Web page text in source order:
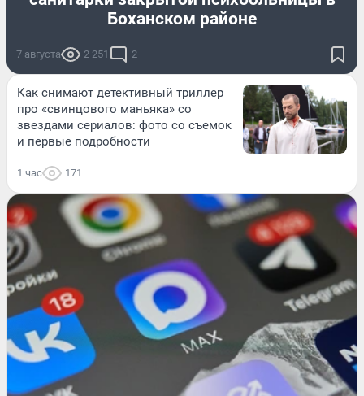
Боханском районе
7 августа 2 251 2
Как снимают детективный триллер
про «свинцового маньяка» со
звездами сериалов: фото со съемок
и первые подробности
1 час 171